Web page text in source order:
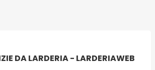
DA LARDERIA - LARDERIAWEB